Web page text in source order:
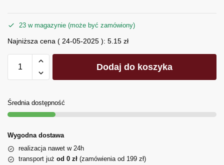
23 w magazynie (może być zamówiony)
Najniższa cena ( 24-05-2025 ): 5.15 zł
Dodaj do koszyka
Średnia dostępność
Wygodna dostawa
realizacja nawet w 24h
transport już od 0 zł (zamówienia od 199 zł)